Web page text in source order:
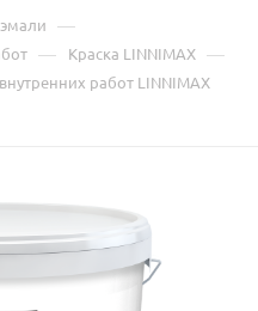
—
— Краска LINNIMAX —
работ LINNIMAX